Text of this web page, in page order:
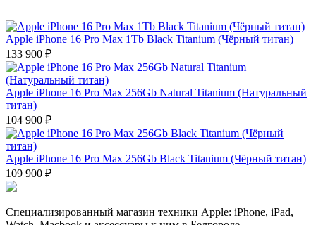
Apple iPhone 16 Pro Max 1Tb Black Titanium (Чёрный титан)
133 900 ₽
Apple iPhone 16 Pro Max 256Gb Natural Titanium (Натуральный
титан)
104 900 ₽
Apple iPhone 16 Pro Max 256Gb Black Titanium (Чёрный титан)
109 900 ₽
Специализированный магазин техники Apple: iPhone, iPad,